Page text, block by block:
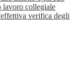
lavoro collegiale
verifica degli